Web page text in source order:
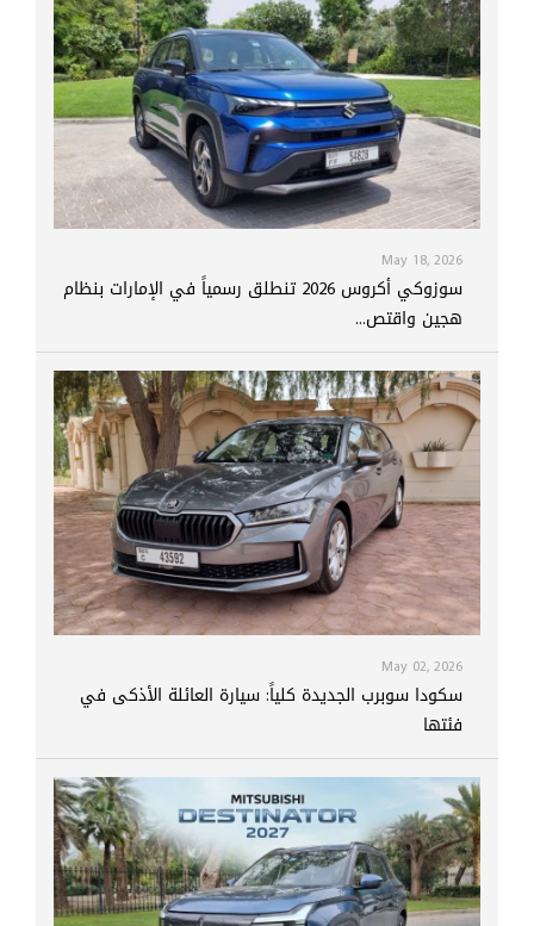
May 18, 2026
سوزوكي أكروس 2026 تنطلق رسمياً في الإمارات بنظام
هجين واقتص...
May 02, 2026
سكودا سوبرب الجديدة كلياً: سيارة العائلة الأذكى في
فئتها